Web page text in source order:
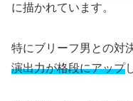
に描かれています。
特にブリーフ男との対
演出力が格段にアップ